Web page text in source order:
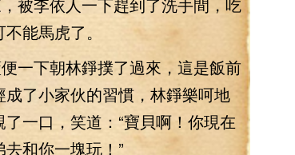
能馬虎了。
下朝林錚撲了過來，這是飯前
了小家伙的習慣，林錚樂呵地
一口，笑道：“寶貝啊！你現在
和你一塊玩！”